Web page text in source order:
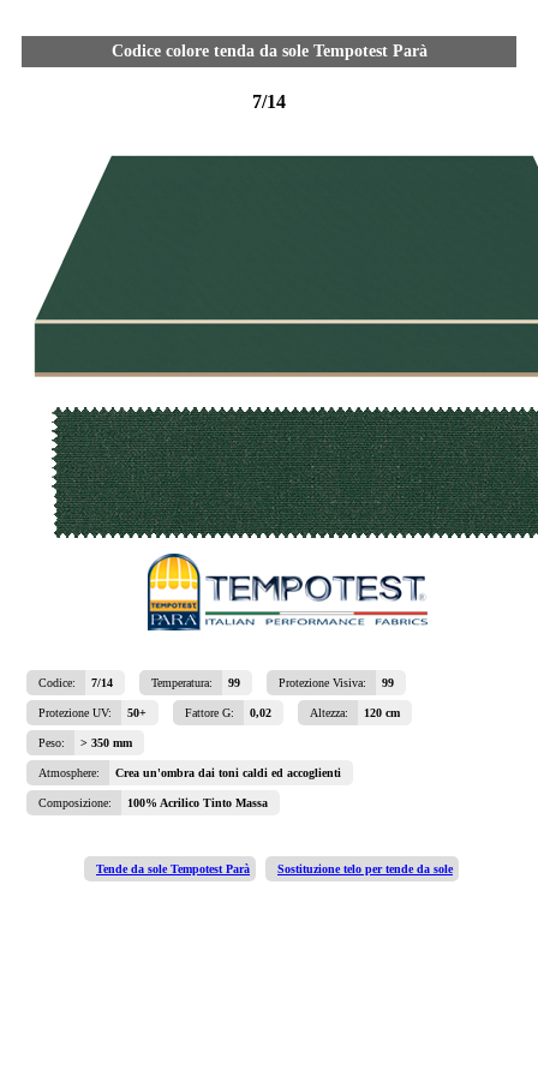
Codice colore tenda da sole Tempotest Parà
7/14
Codice: 7/14 Temperatura: 99 Protezione Visiva: 99
Protezione UV: 50+ Fattore G: 0,02 Altezza: 120 cm
Peso: > 350 mm
Atmosphere: Crea un'ombra dai toni caldi ed accoglienti
Composizione: 100% Acrilico Tinto Massa
Tende da sole Tempotest Parà Sostituzione telo per tende da sole